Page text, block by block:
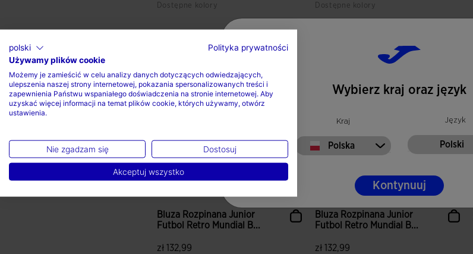
Dostępne kolory Dostępne kolory
Bluza Rozpinana Junior
Futbol Retro Mundial B...
zł 132,99
Bluza Rozpinana Junior
Futbol Retro Mundial B...
zł 132,99
Wybierz kraj oraz język
Kraj
Polska
Język
Polski
Kontynuuj
polski
Polityka prywatności
Używamy plików cookie
Możemy je zamieścić w celu analizy danych dotyczących odwiedzających,
ulepszenia naszej strony internetowej, pokazania spersonalizowanych treści i
zapewnienia Państwu wspaniałego doświadczenia na stronie internetowej. Aby
uzyskać więcej informacji na temat plików cookie, których używamy, otwórz
ustawienia.
Nie zgadzam się Dostosuj
Akceptuj wszystko